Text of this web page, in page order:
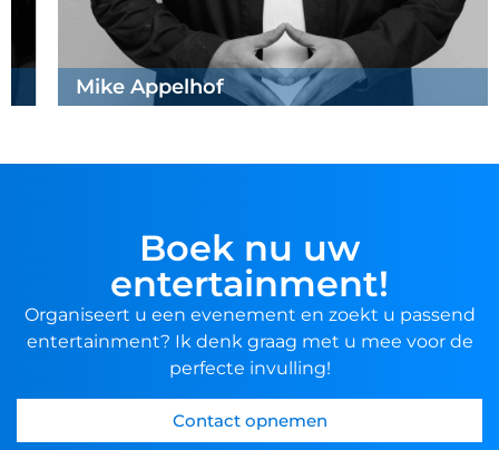
Mike Appelhof
Boek nu uw
entertainment!
Organiseert u een evenement en zoekt u passend
entertainment? Ik denk graag met u mee voor de
perfecte invulling!
Contact opnemen